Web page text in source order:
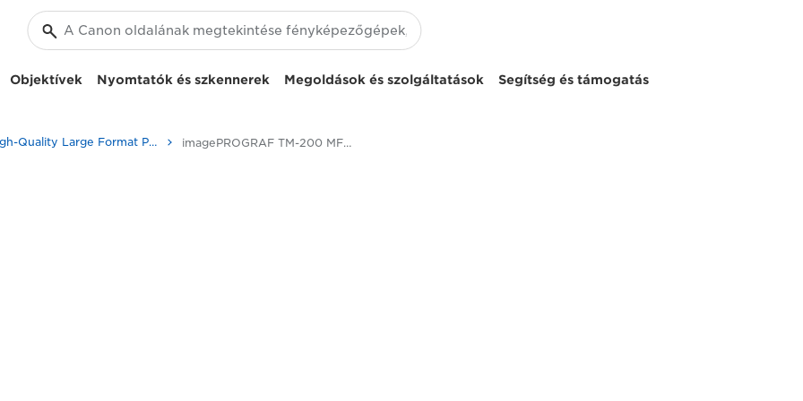
Objektívek Nyomtatók és szkennerek Megoldások és szolgáltatások Segítség és támogatás
High-Quality Large Format Printers for CAD/GIS and Stunning Graphics imagePROGRAF TM-200 MFP L24ei: Nagy teljesítményű nyomtatás